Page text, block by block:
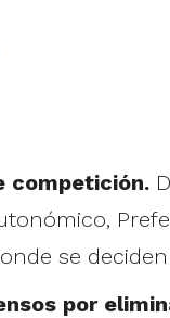
competición.
se
por